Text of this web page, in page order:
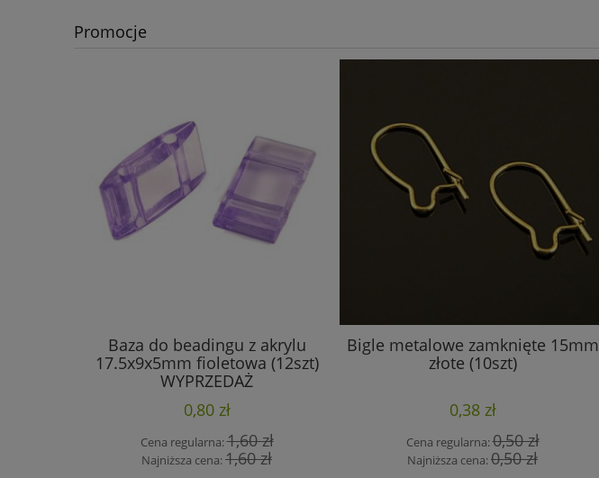
Promocje
Baza do beadingu z akrylu
17.5x9x5mm fioletowa (12szt)
WYPRZEDAŻ
0,80 zł
Cena regularna:1,60 zł
Najniższa cena:1,60 zł
Bigle metalowe zamknięte 15mm
złote (10szt)
0,38 zł
Cena regularna:0,50 zł
Najniższa cena:0,50 zł